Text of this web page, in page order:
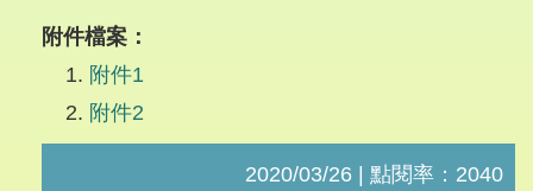
附件檔案：
附件1
附件2
2020/03/26 | 點閱率：2040